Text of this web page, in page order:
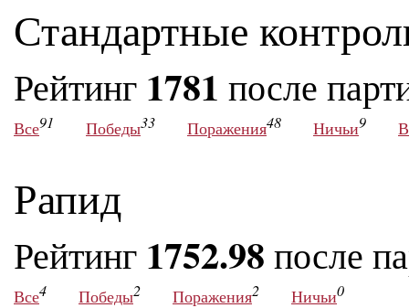
Стандартные
Рейтинг 1781 после
Все91 Победы33 Поражения48 Ничьи9
Рапид
Рейтинг 1752.98 после
Все4 Победы2 Поражения2 Ничьи0